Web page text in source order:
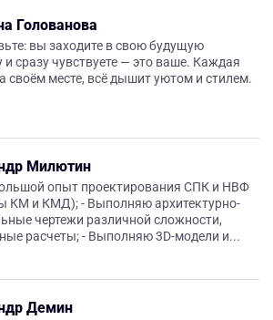
Голованова
вы заходите в свою будущую
и сразу чувствуете — это ваше. Каждая
своём месте, всё дышит уютом и стилем.
Милютин
опыт проектирования СПК и НВФ
КМ и КМД); - Выполняю архитектурно-
чертежи различной сложности,
расчеты; - Выполняю 3D-модели и...
Демин